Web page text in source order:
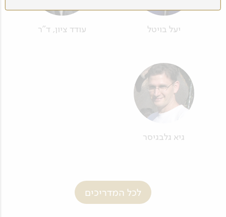
יעל בויטל עודד ציון, ד"ר
גיא גלבגיסר
לכל המדריכים